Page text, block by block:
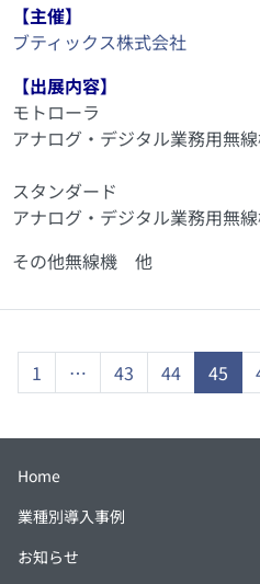
【主催】
ブティックス株式会社
【出展内容】
モトローラ
アナログ・デジタル業務用
スタンダード
アナログ・デジタル業務用無
その他無線機 他
1 … 43 44 45
Home
業種別導入事例
お知らせ